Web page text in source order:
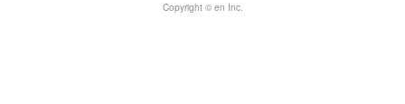
Copyright © en Inc.